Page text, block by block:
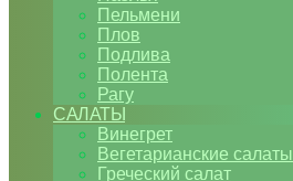
Пельмени
Плов
Подлива
Полента
Рагу
САЛАТЫ
Винегрет
Вегетарианские салаты
Греческий салат